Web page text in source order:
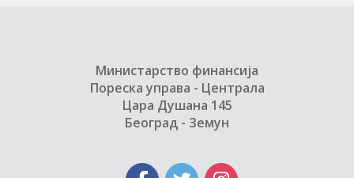
Министарство финансија
Пореска управа - Централа
Цара Душана 145
Београд - Земун